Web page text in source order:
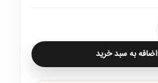
اضافه به سبد خرید